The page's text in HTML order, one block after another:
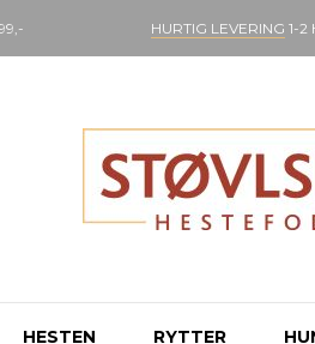
HURTIG LEVERING 1-2
HESTEN RYTTER